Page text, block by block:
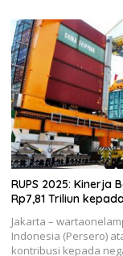
RUPS 2025: Kinerja
Rp7,81 Triliun
Jakarta –
Indonesia (Persero)
kontribusi kepada